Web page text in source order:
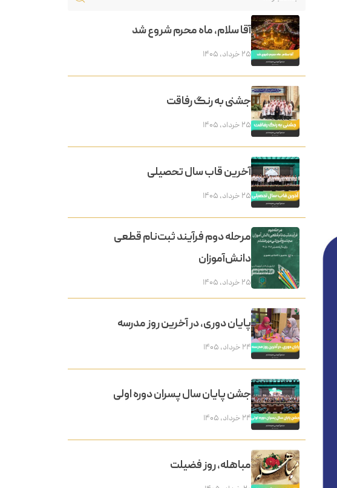
آقا سلام، ماه محرم شروع شد
۲۵ خرداد, ۱۴۰۵
جشنی به رنگ رفاقت
۲۵ خرداد, ۱۴۰۵
آخرین قاب سال تحصیلی
۲۵ خرداد, ۱۴۰۵
مرحله دوم فرآیند ثبت‌نام قطعی
دانش‌آموزان
۲۵ خرداد, ۱۴۰۵
پایان دوری، در آخرین روز مدرسه
۲۴ خرداد, ۱۴۰۵
جشن پایان سال پسران دوره اولی
۲۴ خرداد, ۱۴۰۵
مباهله، روز فضیلت